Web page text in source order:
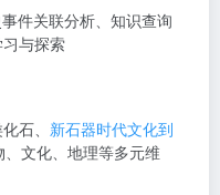
件关联分析、知识查询
与探索
石、 新石器时代文化到
、文化、地理等多元维